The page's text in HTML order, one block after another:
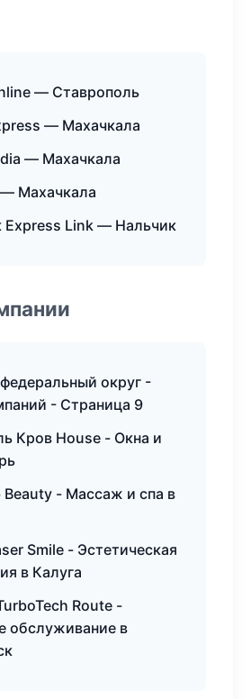
— Ставрополь
— Махачкала
— Махачкала
Махачкала
Express Link — Нальчик
округ -
- Страница 9
Кров House - Окна и
Beauty - Массаж и спа в
Smile - Эстетическая
в Калуга
Route -
обслуживание в